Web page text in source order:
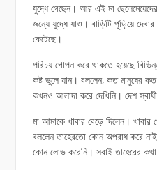
যুদ্ধে গেছেন। আর এই মা
জন্যে যুদ্ধে যাও। বাড়িটি পুড়িয়ে
কেটেছে।
পরিচয় গোপন করে থাকতে হয়েছে
কষ্ট ভুলে যান। বললেন, কত মানুষের
কখনও আলাদা করে দেখিনি। দেশ
মা আমাকে খাবার বেড়ে দিলেন।
বললেন তাহেরতো কোন অপরাধ করে
কোন লোভ করেনি। সবাই তাহেরের